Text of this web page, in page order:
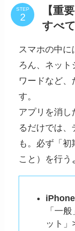
STEP
【重
すべ
スマホの中に
ろん、ネット
ワードなど、
す。
アプリを消し
るだけでは、
も。必ず「
こと）を行う
「一
ット